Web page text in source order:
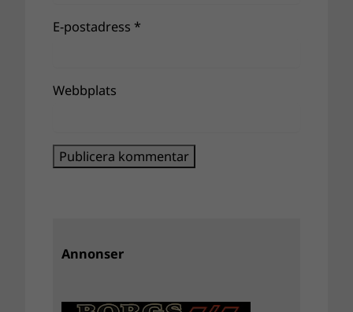
E-postadress *
Webbplats
Annonser